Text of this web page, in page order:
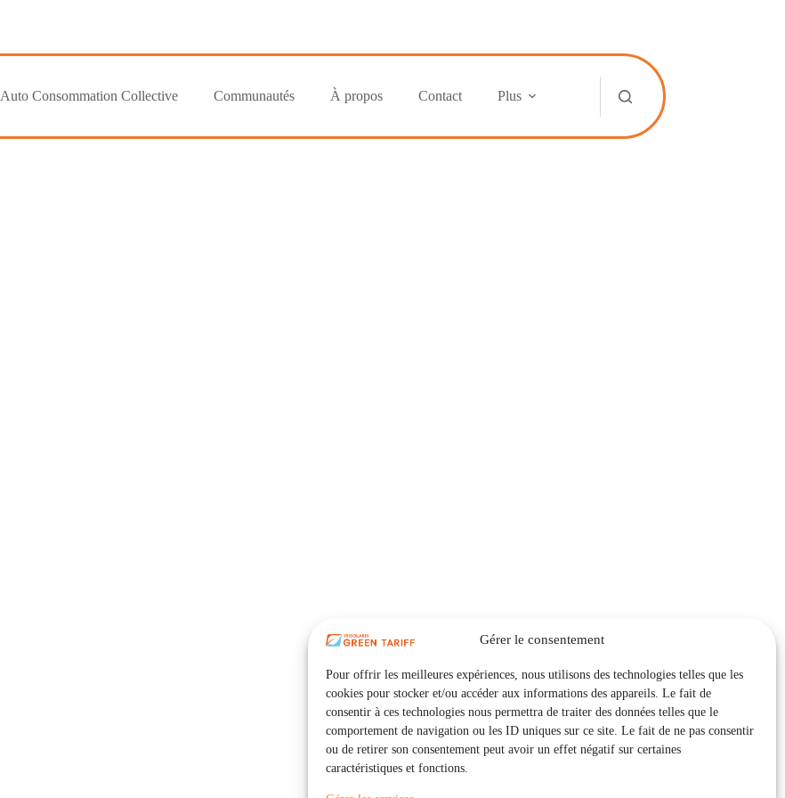
Gérer le consentement
Pour offrir les meilleures expériences, nous utilisons des technologies telles que les
cookies pour stocker et/ou accéder aux informations des appareils. Le fait de
consentir à ces technologies nous permettra de traiter des données telles que le
comportement de navigation ou les ID uniques sur ce site. Le fait de ne pas consentir
ou de retirer son consentement peut avoir un effet négatif sur certaines
caractéristiques et fonctions.
Auto Consommation Collective Communautés À propos Contact Plus